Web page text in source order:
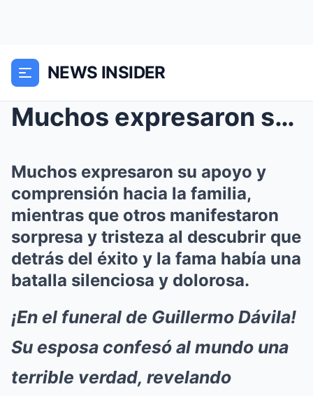
NEWS INSIDER
Muchos expresaron su apoyo y comprensión hacia la ...
Muchos expresaron su apoyo y
comprensión hacia la familia,
mientras que otros manifestaron
sorpresa y tristeza al descubrir que
detrás del éxito y la fama había una
batalla silenciosa y dolorosa.
¡En el funeral de Guillermo Dávila!
Su esposa confesó al mundo una
terrible verdad, revelando